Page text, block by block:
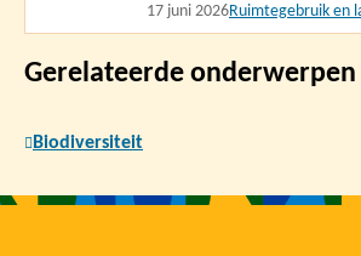
17 juni 2026Ruimtegebruik en
Gerelateerde onderwerpen
Biodiversiteit